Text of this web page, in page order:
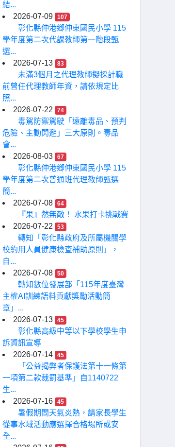
結...
2026-07-09
107
彰化縣伸港鄉伸東國民小學 115
學年度第二次代課教師第一階段甄
選...
2026-07-13
83
未滿3個月之代理教師擬採計職
前曾任代理教師年資，請依規定比
照...
2026-07-22
74
毒駕防禦駕駛「遠離毒品、預判
危險、主動閃避」三大原則。毒品
會...
2026-08-03
67
彰化縣伸港鄉伸東國民小學 115
學年度第二次普通班代理教師甄選
簡...
2026-07-08
64
『果』然無敵！ 水果打卡挑戰賽
2026-07-22
53
轉知「彰化縣政府及所屬機關學
校約用人員健康檢查補助原則」，
自...
2026-07-08
50
轉知數位發展部「115年度臺灣
主權AI訓練語料貢獻獎勵活動簡
章」...
2026-07-13
45
彰化縣高級中等以下學校學生申
訴資訊宣導
2026-07-14
45
「公益揭弊者保護法第十一條第
一項第二款裁罰基準」自1140722
生...
2026-07-16
45
暑假期間天氣炎熱，請家長學生
從事水域活動應選擇合格場所或安
全...